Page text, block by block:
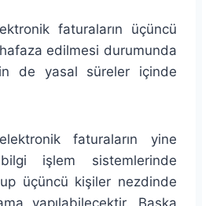
faturaların üçüncü
edilmesi durumunda
de yasal süreler içinde
faturaların yine
işlem sistemlerinde
üçüncü kişiler nezdinde
yapılabilecektir. Başka